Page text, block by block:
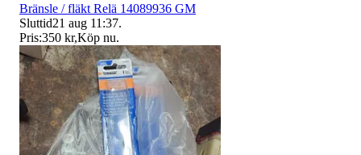
Bränsle / fläkt Relä 14089936 GM
Sluttid21 aug 11:37.
Pris:350 kr,Köp nu.